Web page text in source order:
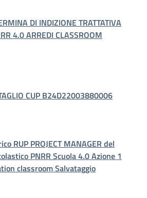
DI INDIZIONE TRATTATIVA
4.0 ARREDI CLASSROOM
CUP B24D22003880006
RUP PROJECT MANAGER del
PNRR Scuola 4.0 Azione 1
classroom Salvataggio